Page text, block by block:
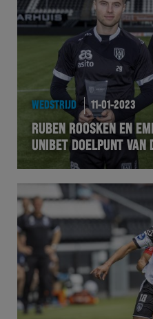
Natuurgras
Wedstrijd
Heracles
BusinessClub
Foundation
Herakids
Team Zwart Wit
Futsal
eSports
WEDSTRIJD 11-01-2023
RUBEN ROOSKEN EN
UNIBET DOELPUNT VAN